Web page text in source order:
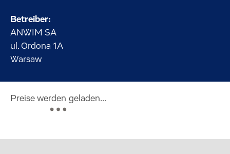
Betreiber:
ANWIM SA
ul. Ordona 1A
Warsaw
Preise werden geladen...